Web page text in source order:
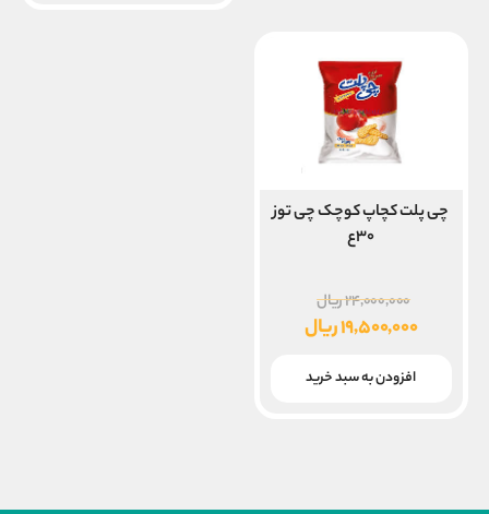
چی پلت کچاپ کوچک چی توز
۳۰ع
۲۴,۰۰۰,۰۰۰ریال
اصلی
بود.
۱۹,۵۰۰,۰۰۰ریال
فعلی
افزودن به سبد خرید